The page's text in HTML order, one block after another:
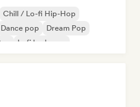
Chill / Lo-fi Hip-Hop
Dance pop
Dream Pop
Lofi bedroom